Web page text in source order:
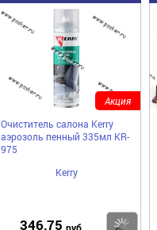
Купить
Очиститель салона Kerry
аэрозоль пенный 335мл KR-
975
Kerry
346,75
Акция